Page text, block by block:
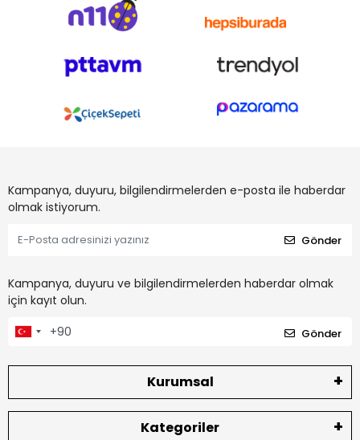
Kampanya, duyuru, bilgilendirmelerden e-posta ile haberdar
olmak istiyorum.
Gönder
Kampanya, duyuru ve bilgilendirmelerden haberdar olmak
için kayıt olun.
Gönder
Kurumsal
Kategoriler